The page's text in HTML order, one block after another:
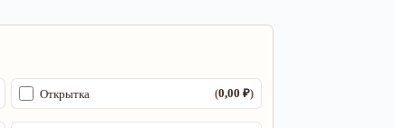
Открытка (0,00 ₽)